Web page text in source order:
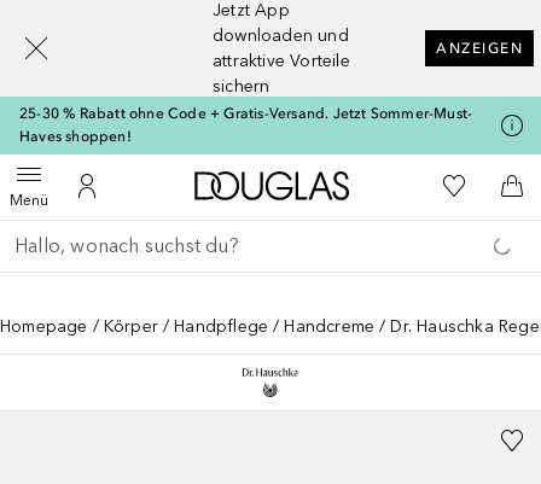
Jetzt App
downloaden und
attraktive Vorteile
sichern
ANZEIGEN
25-30 % Rabatt ohne Code + Gratis-Versand. Jetzt Sommer-Must-
Haves shoppen!
MenüMenü öffnenZu Meinem Kundenkonto
Zur Douglas Startseite
Zu Meiner
Gehe zurück
Suche ausführen
Homepage Körper Handpflege Handcreme Dr. Hauschka
[navigation.slideout.screenreader]